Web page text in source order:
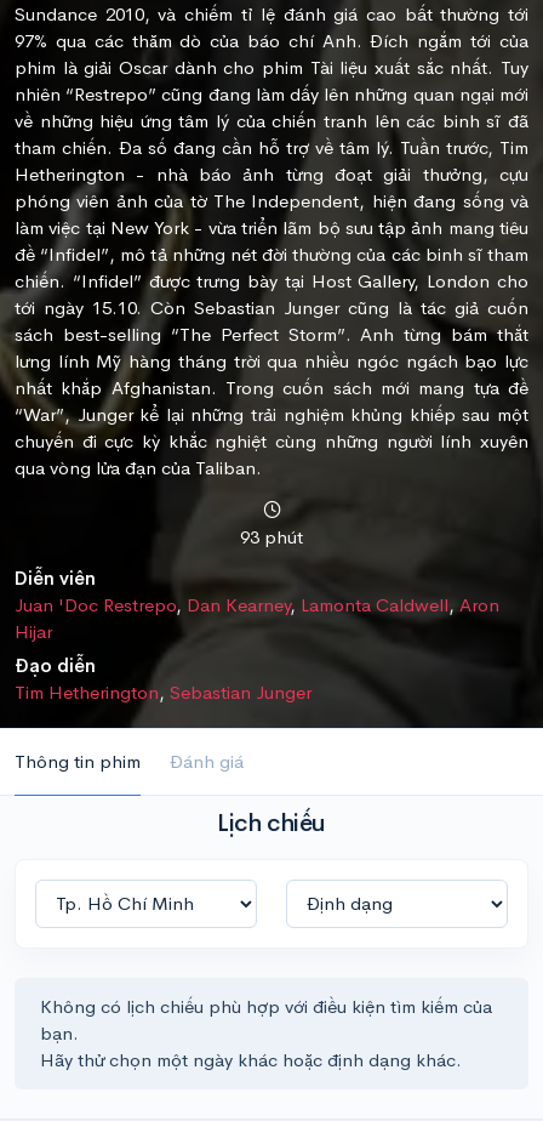
Sundance 2010, và chiếm tỉ lệ đánh giá cao bất thường tới
97% qua các thăm dò của báo chí Anh. Đích ngắm tới của
phim là giải Oscar dành cho phim Tài liệu xuất sắc nhất. Tuy
nhiên “Restrepo” cũng đang làm dấy lên những quan ngại mới
về những hiệu ứng tâm lý của chiến tranh lên các binh sĩ đã
tham chiến. Đa số đang cần hỗ trợ về tâm lý. Tuần trước, Tim
Hetherington - nhà báo ảnh từng đoạt giải thưởng, cựu
phóng viên ảnh của tờ The Independent, hiện đang sống và
làm việc tại New York - vừa triển lãm bộ sưu tập ảnh mang tiêu
đề “Infidel”, mô tả những nét đời thường của các binh sĩ tham
chiến. “Infidel” được trưng bày tại Host Gallery, London cho
tới ngày 15.10. Còn Sebastian Junger cũng là tác giả cuốn
sách best-selling “The Perfect Storm”. Anh từng bám thắt
lưng lính Mỹ hàng tháng trời qua nhiều ngóc ngách bạo lực
nhất khắp Afghanistan. Trong cuốn sách mới mang tựa đề
“War”, Junger kể lại những trải nghiệm khủng khiếp sau một
chuyến đi cực kỳ khắc nghiệt cùng những người lính xuyên
qua vòng lửa đạn của Taliban.
93 phút
Diễn viên
Juan 'Doc Restrepo, Dan Kearney, Lamonta Caldwell, Aron
Hijar
Đạo diễn
Tim Hetherington, Sebastian Junger
Thông tin phim Đánh giá
Lịch chiếu
Không có lịch chiếu phù hợp với điều kiện tìm kiếm của
bạn.
Hãy thử chọn một ngày khác hoặc định dạng khác.